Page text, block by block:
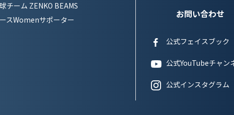
チーム ZENKO BEAMS
スWomenサポーター
お問い合わせ
公式フェイスブック
公式YouTubeチャン
公式インスタグラム